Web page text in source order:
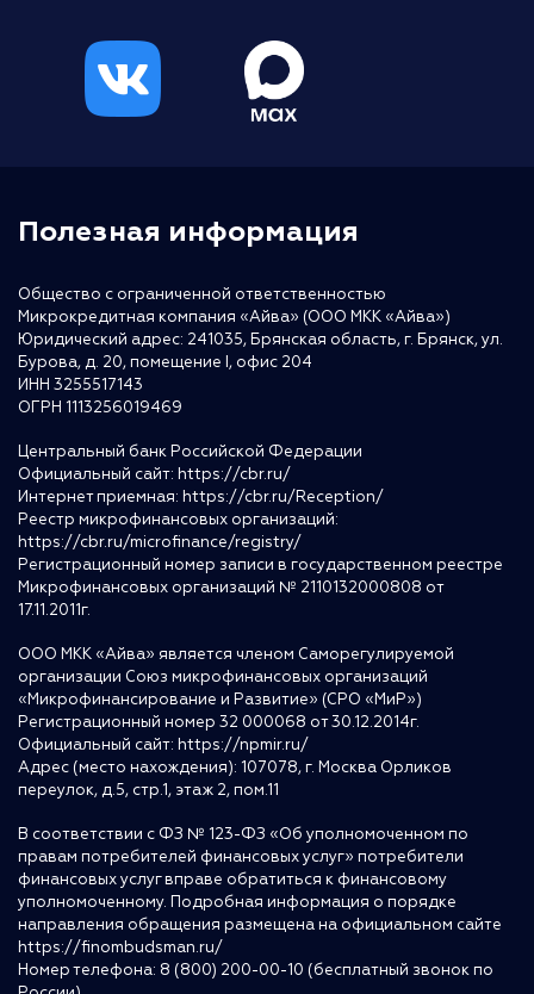
Полезная информация
Общество с ограниченной ответственностью
Микрокредитная компания «Айва» (ООО МКК «Айва»)
Юридический адрес: 241035, Брянская область, г. Брянск, ул.
Бурова, д. 20, помещение I, офис 204
ИНН 3255517143
ОГРН 1113256019469
Центральный банк Российской Федерации
Официальный сайт: https://cbr.ru/
Интернет приемная: https://cbr.ru/Reception/
Реестр микрофинансовых организаций:
https://cbr.ru/microfinance/registry/
Регистрационный номер записи в государственном реестре
Микрофинансовых организаций № 2110132000808 от
17.11.2011г.
ООО МКК «Айва» является членом Саморегулируемой
организации Союз микрофинансовых организаций
«Микрофинансирование и Развитие» (СРО «МиР»)
Регистрационный номер 32 000068 от 30.12.2014г.
Официальный сайт: https://npmir.ru/
Адрес (место нахождения): 107078, г. Москва Орликов
переулок, д.5, стр.1, этаж 2, пом.11
В соответствии с ФЗ № 123-ФЗ «Об уполномоченном по
правам потребителей финансовых услуг» потребители
финансовых услуг вправе обратиться к финансовому
уполномоченному. Подробная информация о порядке
направления обращения размещена на официальном сайте
https://finombudsman.ru/
Номер телефона: 8 (800) 200-00-10 (бесплатный звонок по